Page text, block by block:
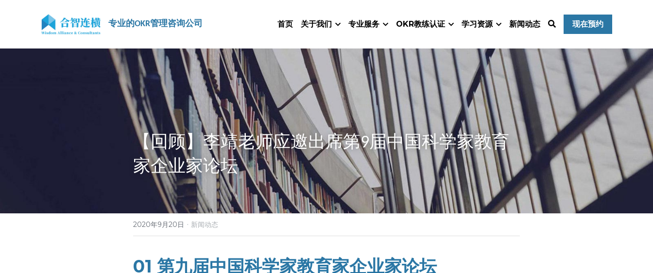
专业的OKR管理咨询公司 首页 关于我们 专业服务 OKR教练认证 学习资源 新闻动态 现在预约
【回顾】李靖老师应邀出席第9届中国科学家教育
家企业家论坛
2020年9月20日 · 新闻动态
01 第九届中国科学家教育家企业家论坛